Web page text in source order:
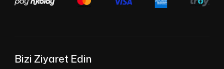
Bizi Ziyaret Edin